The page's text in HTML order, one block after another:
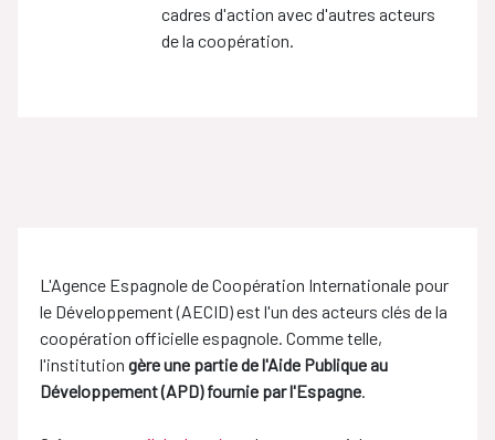
cadres d'action avec d'autres acteurs
de la coopération.
L'Agence Espagnole de Coopération Internationale pour
le Développement (AECID) est l'un des acteurs clés de la
coopération officielle espagnole. Comme telle,
l'institution gère une partie de l'Aide Publique au
Développement (APD) fournie par l'Espagne.